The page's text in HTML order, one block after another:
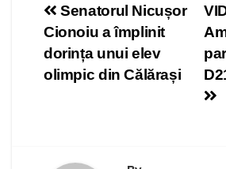
Navigare
în
articole
Senatorul Nicușor
Cionoiu a împlinit
dorința unui elev
olimpic din Călărași